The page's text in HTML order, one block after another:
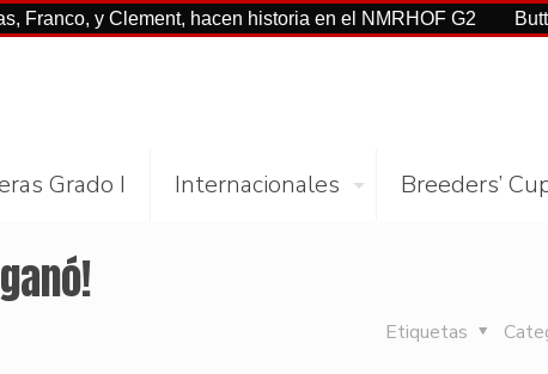
y Clement, hacen historia en el NMRHOF G2 Buttah con
Grado I Internacionales Breeders’
Etiquetas